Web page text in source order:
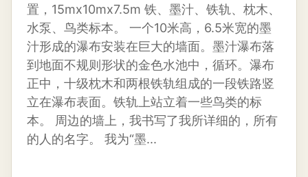
置，15mx10mx7.5m 铁、墨汁、铁轨、枕木、
水泵、鸟类标本。 一个10米高，6.5米宽的墨
汁形成的瀑布安装在巨大的墙面。墨汁瀑布落
到地面不规则形状的金色水池中，循环。瀑布
正中，十级枕木和两根铁轨组成的一段铁路竖
立在瀑布表面。铁轨上站立着一些鸟类的标
本。 周边的墙上，我书写了我所详细的，所有
的人的名字。 我为“墨...